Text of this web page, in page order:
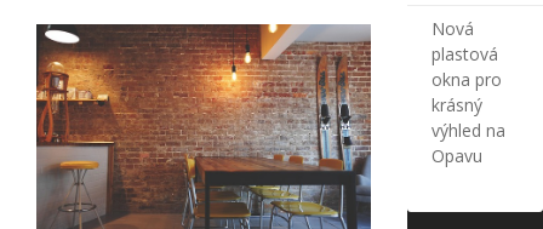
Nová
plastová
okna pro
krásný
výhled na
Opavu